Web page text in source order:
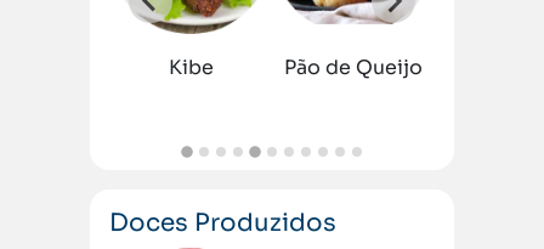
Kibe
Pão de Queijo
Doces Produzidos